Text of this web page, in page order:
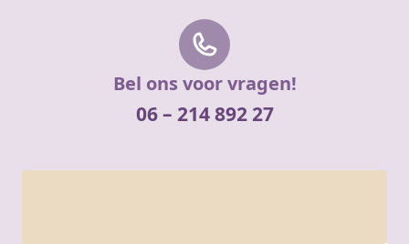
Bel ons voor vragen!
06 – 214 892 27